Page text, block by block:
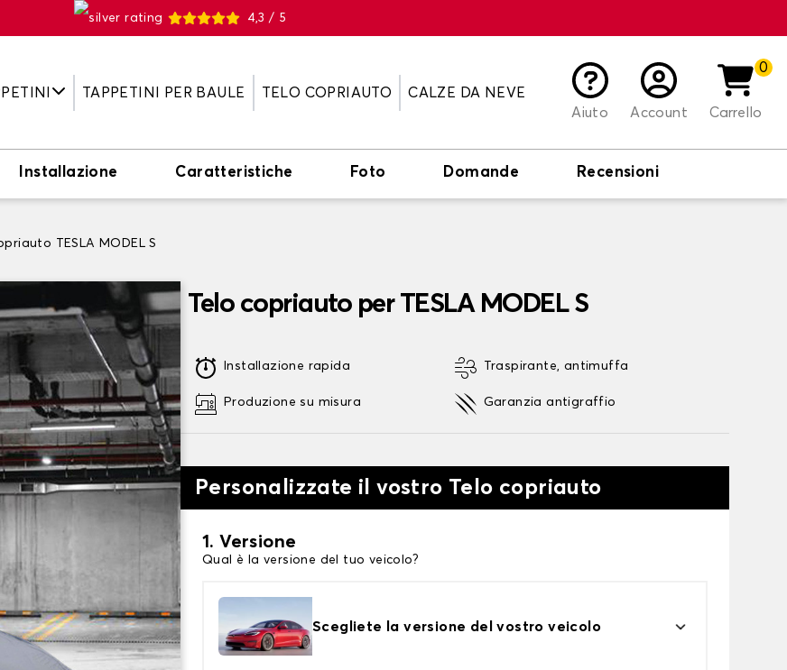
4,3 / 5
TAPPETINI PER BAULE TELO COPRIAUTO
CALZE DA NEVE
Aiuto
Account
0
Carrello
Installazione Caratteristiche Foto Domande Recensioni
TESLA MODEL S
Telo copriauto per TESLA MODEL S
Installazione rapida
Produzione su misura
Traspirante, antimuffa
Garanzia antigraffio
Personalizzate il vostro Telo copriauto
1. Versione
Qual è la versione del tuo veicolo?
Scegliete la versione del vostro veicolo